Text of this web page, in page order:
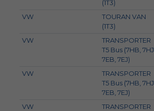
(1T3)
VW
TOURAN VAN
(1T3)
VW
TRANSPORTER
T5 Bus (7HB, 7HJ,
7EB, 7EJ)
VW
TRANSPORTER
T5 Bus (7HB, 7HJ,
7EB, 7EJ)
VW
TRANSPORTER